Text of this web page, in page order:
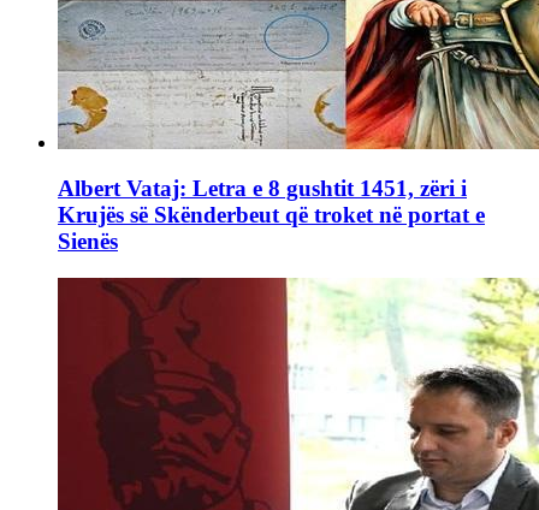
Albert Vataj: Letra e 8 gushtit 1451, zëri i
Krujës së Skënderbeut që troket në portat e
Sienës